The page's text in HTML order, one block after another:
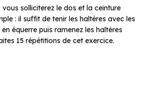
solliciterez le dos et la ceinture
: il suffit de tenir les haltères avec les
équerre puis ramenez les haltères
15 répétitions de cet exercice.